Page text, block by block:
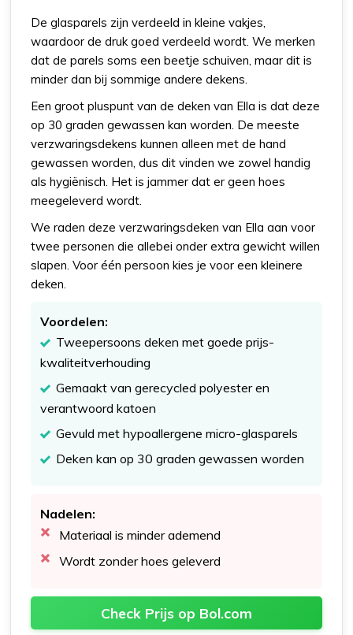
De glasparels zijn verdeeld in kleine vakjes,
waardoor de druk goed verdeeld wordt. We merken
dat de parels soms een beetje schuiven, maar dit is
minder dan bij sommige andere dekens.
Een groot pluspunt van de deken van Ella is dat deze
op 30 graden gewassen kan worden. De meeste
verzwaringsdekens kunnen alleen met de hand
gewassen worden, dus dit vinden we zowel handig
als hygiënisch. Het is jammer dat er geen hoes
meegeleverd wordt.
We raden deze verzwaringsdeken van Ella aan voor
twee personen die allebei onder extra gewicht willen
slapen. Voor één persoon kies je voor een kleinere
deken.
Voordelen:
Tweepersoons deken met goede prijs-
kwaliteitverhouding
Gemaakt van gerecycled polyester en
verantwoord katoen
Gevuld met hypoallergene micro-glasparels
Deken kan op 30 graden gewassen worden
Nadelen:
Materiaal is minder ademend
Wordt zonder hoes geleverd
Check Prijs op Bol.com